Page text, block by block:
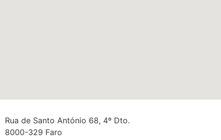
Rua de Santo António 68, 4º Dto.
8000-329 Faro